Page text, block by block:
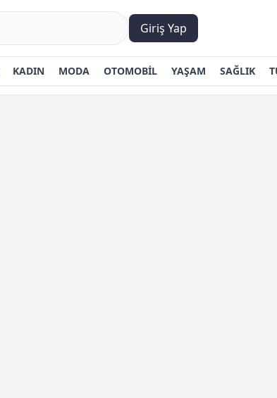
Giriş Yap
KADIN MODA OTOMOBİL YAŞAM SAĞLIK